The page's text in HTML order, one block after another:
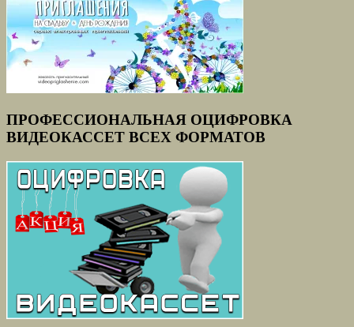
ПРОФЕССИОНАЛЬНАЯ ОЦИФРОВКА
ВИДЕОКАССЕТ ВСЕХ ФОРМАТОВ